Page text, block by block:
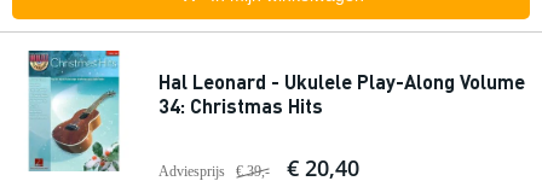
Hal Leonard - Ukulele Play-Along Volume
34: Christmas Hits
Adviesprijs € 39,- € 20,40